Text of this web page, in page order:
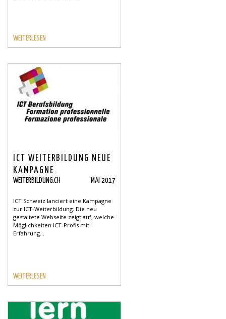
WEITERLESEN
ICT WEITERBILDUNG NEUE
KAMPAGNE
WEITERBILDUNG.CH MAI 2017
ICT Schweiz lanciert eine Kampagne
zur ICT-Weiterbildung. Die neu
gestaltete Webseite zeigt auf, welche
Möglichkeiten ICT-Profis mit
Erfahrung...
WEITERLESEN